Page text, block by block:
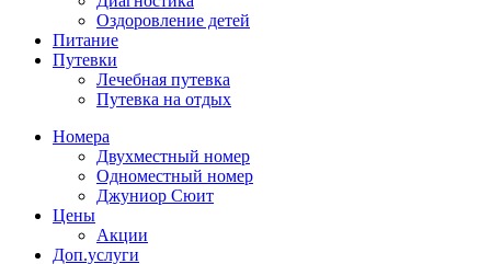
Оздоровление детей
Питание
Путевки
Лечебная путевка
Путевка на отдых
Номера
Двухместный номер
Одноместный номер
Джуниор Сюит
Цены
Акции
Доп.услуги